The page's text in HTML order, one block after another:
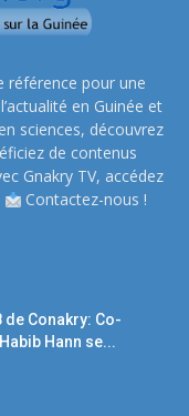
référence pour une
en Guinée et
sciences, découvrez
de contenus
Gnakry TV, accédez
Contactez-nous !
Conakry: Co-
Hann se...